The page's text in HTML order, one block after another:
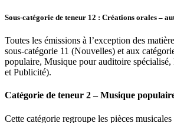
Sous-catégorie de teneur 12 : Créations orales –
Toutes les émissions à l’exception des
sous-catégorie 11 (Nouvelles) et aux
populaire, Musique pour auditoire spécialisé,
et Publicité).
Catégorie de teneur 2 – Musique
Cette catégorie regroupe les pièces musicales